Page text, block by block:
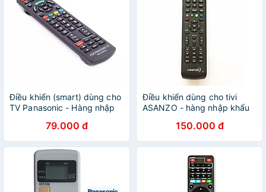
Điều khiển (smart) dùng cho
TV Panasonic - Hàng nhập
79.000 đ
Điều khiển dùng cho tivi
ASANZO - hàng nhập khẩu
150.000 đ